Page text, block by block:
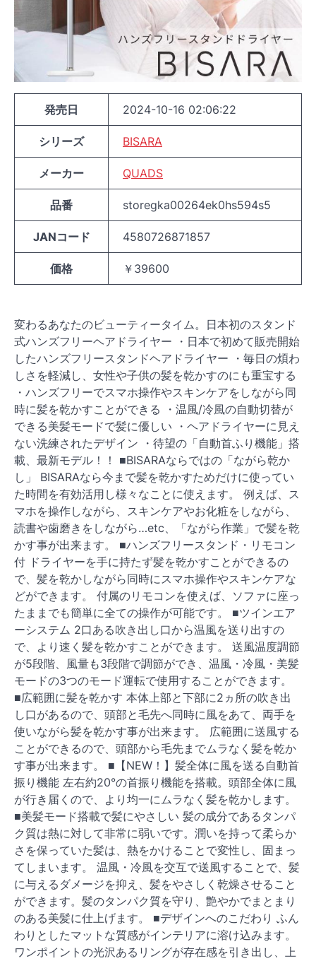
発売日 2024-10-16 02:06:22
シリーズ BISARA
メーカー QUADS
品番 storegka00264ek0hs594s5
JANコード 4580726871857
価格 ￥39600
変わるあなたのビューティータイム。日本初のスタンド
式ハンズフリーヘアドライヤー ・日本で初めて販売開始
したハンズフリースタンドヘアドライヤー ・毎日の煩わ
しさを軽減し、女性や子供の髪を乾かすのにも重宝する
・ハンズフリーでスマホ操作やスキンケアをしながら同
時に髪を乾かすことができる ・温風/冷風の自動切替が
できる美髪モードで髪に優しい ・ヘアドライヤーに見え
ない洗練されたデザイン ・待望の「自動首ふり機能」搭
載、最新モデル！！ ■BISARAならではの「ながら乾か
し」 BISARAなら今まで髪を乾かすためだけに使ってい
た時間を有効活用し様々なことに使えます。 例えば、ス
マホを操作しながら、スキンケアやお化粧をしながら、
読書や歯磨きをしながら…etc、「ながら作業」で髪を乾
かす事が出来ます。 ■ハンズフリースタンド・リモコン
付 ドライヤーを手に持たず髪を乾かすことができるの
で、髪を乾かしながら同時にスマホ操作やスキンケアな
どができます。 付属のリモコンを使えば、ソファに座っ
たままでも簡単に全ての操作が可能です。 ■ツインエア
ーシステム 2口ある吹き出し口から温風を送り出すの
で、より速く髪を乾かすことができます。 送風温度調節
が5段階、風量も3段階で調節ができ、温風・冷風・美髪
モードの3つのモード運転で使用することができます。
■広範囲に髪を乾かす 本体上部と下部に2ヵ所の吹き出
し口があるので、頭部と毛先へ同時に風をあて、両手を
使いながら髪を乾かす事が出来ます。 広範囲に送風する
ことができるので、頭部から毛先までムラなく髪を乾か
す事が出来ます。 ■【NEW！】髪全体に風を送る自動首
振り機能 左右約20°の首振り機能を搭載。頭部全体に風
が行き届くので、より均一にムラなく髪を乾かします。
■美髪モード搭載で髪にやさしい 髪の成分であるタンパ
ク質は熱に対して非常に弱いです。潤いを持って柔らか
さを保っていた髪は、熱をかけることで変性し、固まっ
てしまいます。 温風・冷風を交互で送風することで、髪
に与えるダメージを抑え、髪をやさしく乾燥させること
ができます。髪のタンパク質を守り、艶やかでまとまり
のある美髪に仕上げます。 ■デザインへのこだわり ふん
わりとしたマットな質感がインテリアに溶け込みます。
ワンポイントの光沢あるリングが存在感を引き出し、上